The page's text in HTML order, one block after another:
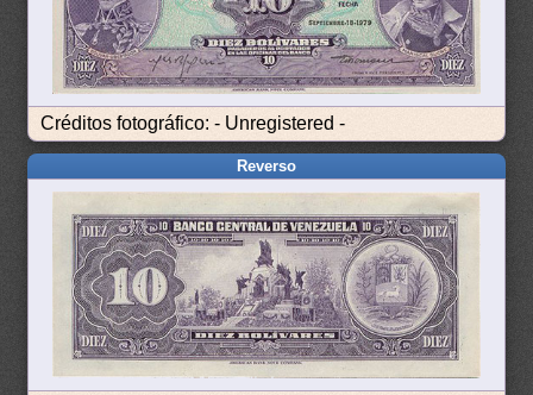
Créditos fotográfico: - Unregistered -
Reverso